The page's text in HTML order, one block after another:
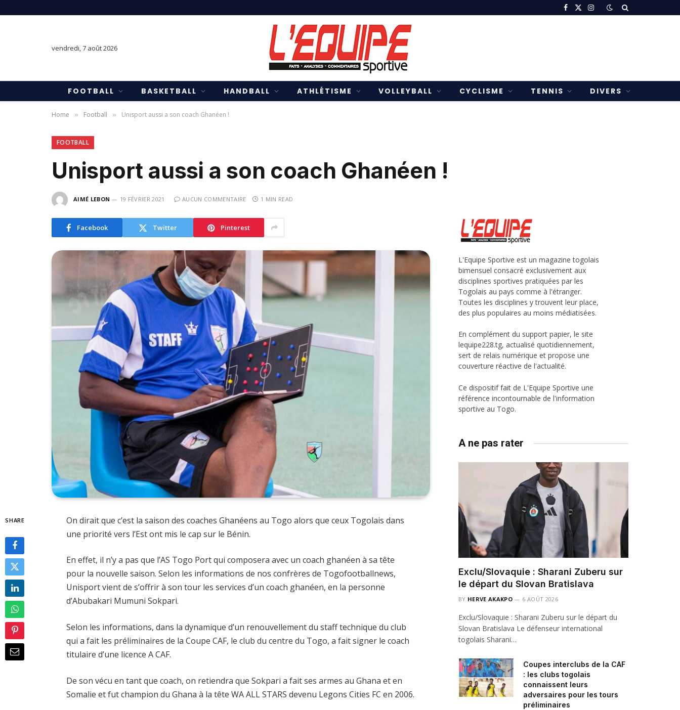
Facebook
X
Instagram
vendredi, 7 août 2026
FOOTBALL BASKETBALL HANDBALL ATHLÉTISME VOLLEYBALL CYCLISME TENNIS DIVERS
Home » Football » Unisport aussi a son coach Ghanéen !
FOOTBALL
Unisport aussi a son coach Ghanéen !
AIMÉ LEBON 19 FÉVRIER 2021 AUCUN COMMENTAIRE 1 MIN READ
Facebook Twitter Pinterest
SHARE
On dirait que c’est la saison des coaches Ghanéens au Togo alors que ceux Togolais dans
une priorité vers l’Est ont mis le cap sur le Bénin.
En effet, il n’y a pas que l’AS Togo Port qui composera avec un coach ghanéen à sa tête
pour la nouvelle saison. Selon les informations de nos confrères de Togofootballnews,
Unisport vient de s’offrir à son tour les services d’un coach ghanéen, en la personne
d’Abubakari Mumuni Sokpari.
Selon les informations, dans la dynamique d’un renouvellement du staff technique du club
qui a fait les préliminaires de la Coupe CAF, le club du centre du Togo, a fait signer le coach
titulaire d’une licence A CAF.
De son vécu en tant que coach, on retiendra que Sokpari a fait ses armes au Ghana et en
Somalie et fut champion du Ghana à la tête WA ALL STARS devenu Legons Cities FC en 2006.
L'Equipe Sportive est un magazine togolais
bimensuel consacré exclusivement aux
disciplines sportives pratiquées par les
Togolais au pays comme à l'étranger.
Toutes les disciplines y trouvent leur place,
des plus populaires au moins médiatisées.
En complément du support papier, le site
lequipe228.tg, actualisé quotidiennement,
sert de relais numérique et propose une
couverture réactive de l'actualité.
Ce dispositif fait de L'Equipe Sportive une
référence incontournable de l'information
sportive au Togo.
A ne pas rater
Exclu/Slovaquie : Sharani Zuberu sur
le départ du Slovan Bratislava
BY HERVE AKAKPO 6 AOÛT 2026
Exclu/Slovaquie : Sharani Zuberu sur le départ du
Slovan Bratislava Le défenseur international
togolais Sharani…
Coupes interclubs de la CAF
: les clubs togolais
connaissent leurs
adversaires pour les tours
préliminaires